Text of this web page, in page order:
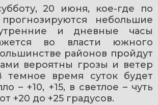
20 июня, кое-где по
небольшие
и дневные часы
во власти южного
районов пройдут
вероятны грозы и ветер
время суток будет
– +10, +15, в светлое – чуть
+20 до +25 градусов.